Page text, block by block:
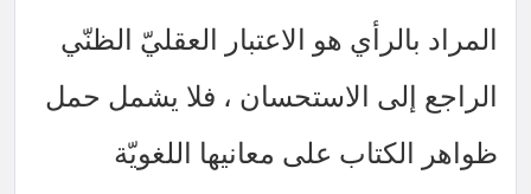
هو الاعتبار العقليّ الظنّي
الاستحسان ، فلا يشمل حمل
على معانيها اللغويّة